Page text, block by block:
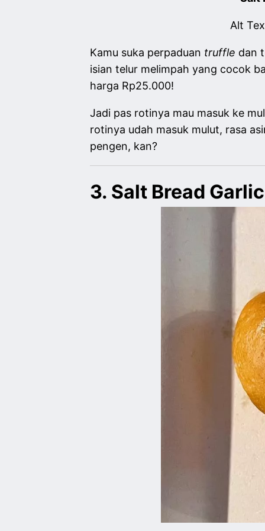
Alt
Kamu suka perpaduan truffle dan
isian telur melimpah yang cocok
harga Rp25.000!
Jadi pas rotinya mau masuk ke
rotinya udah masuk mulut, rasa
pengen, kan?
3. Salt Bread Garlic